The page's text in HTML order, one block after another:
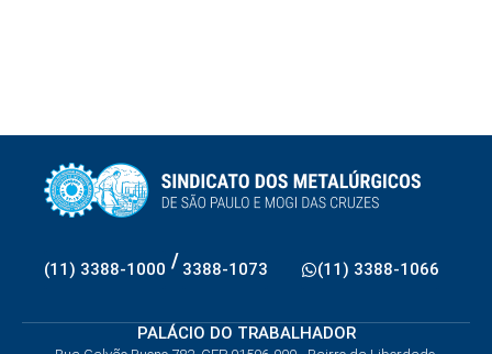
(11) 3388-1000 / 3388-1073 (11) 3388-1066
PALÁCIO DO TRABALHADOR